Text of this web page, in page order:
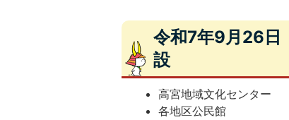
令和7年9月26日
設
高宮地域文化センター
各地区公民館